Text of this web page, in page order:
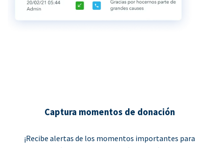
Captura momentos de donación
¡Recibe alertas de los momentos importantes para